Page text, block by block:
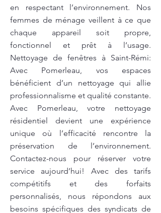
en respectant l’environnement. Nos
femmes de ménage veillent à ce que
chaque appareil soit propre,
fonctionnel et prêt à l’usage.
Nettoyage de fenêtres à Saint-Rémi:
Avec Pomerleau, vos espaces
bénéficient d’un nettoyage qui allie
professionnalisme et qualité constante.
Avec Pomerleau, votre nettoyage
résidentiel devient une expérience
unique où l’efficacité rencontre la
préservation de l’environnement.
Contactez-nous pour réserver votre
service aujourd’hui! Avec des tarifs
compétitifs et des forfaits
personnalisés, nous répondons aux
besoins spécifiques des syndicats de